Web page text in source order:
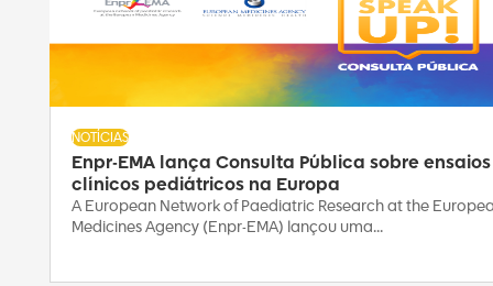
Enpr-EMA lança Consulta Pública sobre ensaios
clínicos pediátricos na Europa
NOTÍCIAS
A European Network of Paediatric Research at the
Medicines Agency (Enpr-EMA) lançou uma...